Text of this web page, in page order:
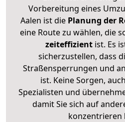
Vorbereitung eines
Aalen ist die Planung der
eine Route zu wählen, die
zeiteffizientist. Es
sicherzustellen, dass
Straßensperrungen und
ist. Keine Sorgen,
Spezialisten und
damit Sie sich auf
konzentrieren